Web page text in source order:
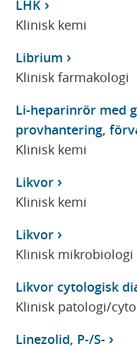
LHK
Klinisk kemi
Librium
Klinisk farmakologi
Li-heparinrör med
provhantering,
Klinisk kemi
Likvor
Klinisk kemi
Likvor
Klinisk mikrobiologi
Likvor cytologisk
Klinisk patologi/
Linezolid, P-/S-